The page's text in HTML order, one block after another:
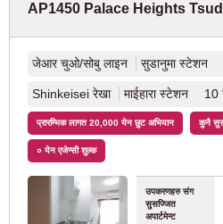
AP1450 Palace Heights
जेआर चुओ/सोबु लाइन सुडानुमा स्टेशन
Shinkeisei रेखा माईहारा स्टेशन 10
प्रारम्भिक लागत 20,000 येन छुट अभियान कुनै
० येन एजेन्सी शुल्क
उपकरणहरु संग
सुसज्जित
अपार्टमेन्ट
ओसाका
जेआर पूर्व
JR Tokaido मुख्य रेखा (37)
ओसाका मेट्रो